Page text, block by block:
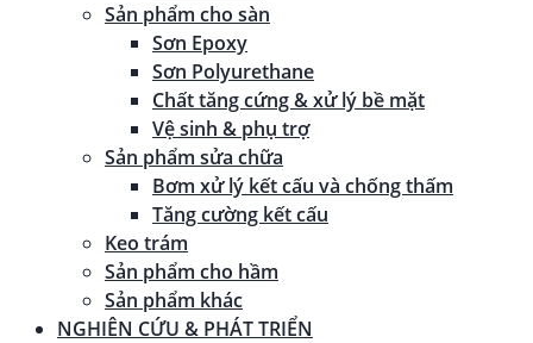
Sản phẩm cho sàn
Sơn Epoxy
Sơn Polyurethane
Chất tăng cứng & xử lý bề mặt
Vệ sinh & phụ trợ
Sản phẩm sửa chữa
Bơm xử lý kết cấu và chống thấm
Tăng cường kết cấu
Keo trám
Sản phẩm cho hầm
Sản phẩm khác
NGHIÊN CỨU & PHÁT TRIỂN